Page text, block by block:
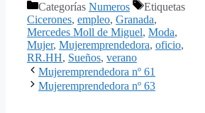
Categorías Numeros
Etiquetas
Cicerones, empleo, Granada,
Mercedes Moll de Miguel, Moda,
Mujer, Mujeremprendedora, oficio,
RR.HH, Sueños, verano
Mujeremprendedora nº 61
Mujeremprendedora nº 63